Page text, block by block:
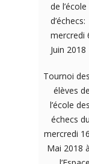
de l’école
d’échecs:
mercredi
Juin 2018
Tournoi des
élèves de
l’école des
échecs du
mercredi 16
Mai 2018 à